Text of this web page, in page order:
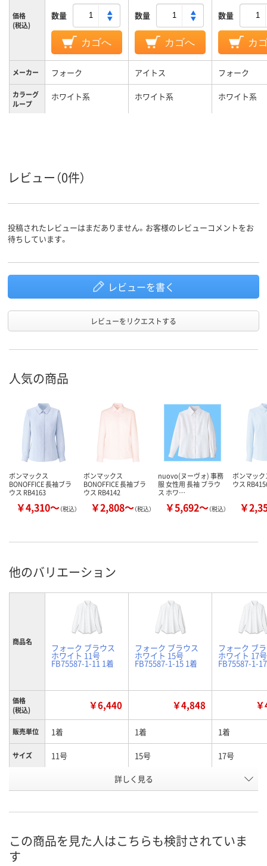
価格
(税込)
数量
カゴへ
数量
カゴへ
数量
カ
メーカー フォーク アイトス フォーク
カラーグ
ループ
ホワイト系 ホワイト系 ホワイト系
レビュー（0件）
投稿されたレビューはまだありません。お客様のレビューコメントをお
待ちしています。
レビューを書く
レビューをリクエストする
人気の商品
ボンマックス
BONOFFICE 長袖ブラ
ウス RB4163
￥4,310～（税込）
ボンマックス
BONOFFICE 長袖ブラ
ウス RB4142
￥2,808～（税込）
nuovo(ヌーヴォ) 事務
服 女性用 長袖 ブラウ
ス ホワ…
￥5,692～（税込）
ボンマッ
ウス
￥
他のバリエーション
商品名
フォーク ブラウス
ホワイト 11号
FB75587-1-11 1着
フォーク ブラウス
ホワイト 15号
FB75587-1-15 1着
フォーク ブ
ホワイト 17号
FB75587-1-
価格
(税込)
￥6,440 ￥4,848
販売単位 1着 1着 1着
サイズ 11号 15号 17号
ホワイト ホワイト
号
お届け日
詳しく見る
この商品を見た人はこちらも検討されていま
す